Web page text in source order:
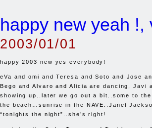
happy new yeah
2003/01/01
happy 2003 new yes everybody!
eVa and omi and Teresa and Soto and Jose
Bego and Alvaro and Alicia are dancing, Javi
showing up..later we go out a bit..some to
the beach…sunrise in the
NAVE
..Janet
“tonights the night”..she’s right!